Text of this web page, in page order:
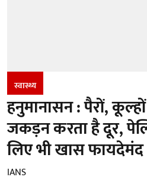
स्वास्थ्य
हनुमानासन : पैरों,
जकड़न करता है दूर,
लिए भी खास फायदेमंद
IANS